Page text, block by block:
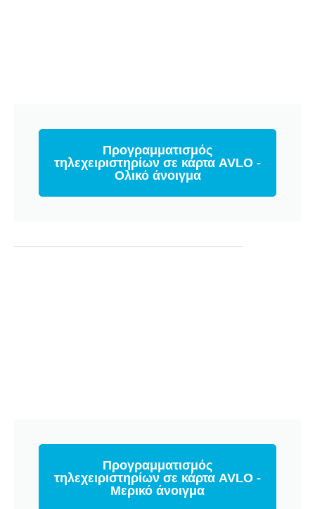
Προγραμματισμός
τηλεχειριστηρίων σε κάρτα AVLO -
Ολικό άνοιγμα
Προγραμματισμός
τηλεχειριστηρίων σε κάρτα AVLO -
Μερικό άνοιγμα